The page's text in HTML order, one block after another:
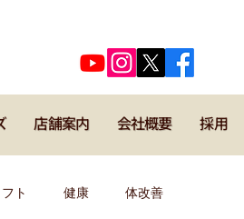
店舗案内 会社概要 採用
ト 健康 体改善